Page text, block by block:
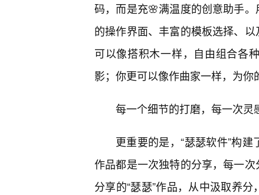
码，而是充🌸满温度的创意助手
的操作界面、丰富的模板选择、
可以像搭积木一样，自由组合各
影；你更可以像作曲家一样，为你
每一个细节的打磨，每一次灵
更重要的是，“瑟瑟软件”构
作品都是一次独特的分享，每一
分享的“瑟瑟”作品，从中汲取养